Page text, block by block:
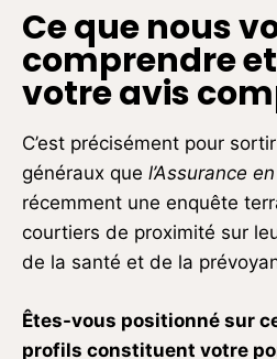
Ce que nous
comprendre
votre avis
C’est précisément pour
généraux que l’Assurance
récemment une enquête
courtiers de proximité sur
de la santé et de la
Êtes-vous positionné sur
profils constituent votre